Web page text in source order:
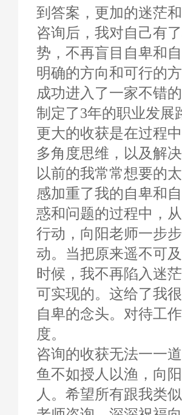
到答案，更加的迷茫和
咨询后，我对自己有
势，不再盲目自卑和
明确的方向和可行的
成功进入了一家不错
制定了3年的职业发展
更大的收获是在过程
多角度思维，以及解
以前的我常常想要的
感加重了我的自卑和
惑和问题的过程中，
行动，向阳老师一步
动。当把原来遥不可
时候，我不再陷入迷
可实现的。这给了我
自卑的念头。对待工
度。
咨询的收获无法一一
鱼不如授人以渔，向
人。希望所有跟我类